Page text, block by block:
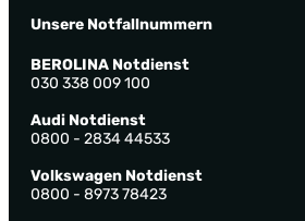
Unsere Notfallnummern
BEROLINA Notdienst
030 338 009 100
Audi Notdienst
0800 - 2834 44533
Volkswagen Notdienst
0800 - 8973 78423